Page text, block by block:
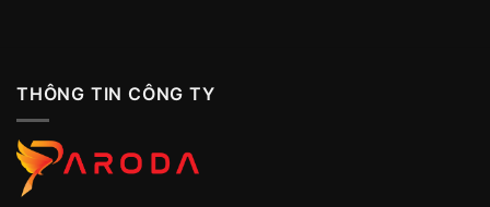
THÔNG TIN CÔNG TY